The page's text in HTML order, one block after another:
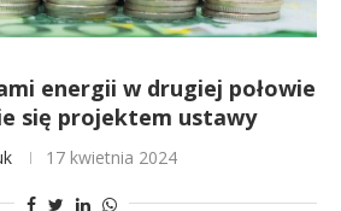
energii w drugiej połowie
się projektem ustawy
17 kwietnia 2024